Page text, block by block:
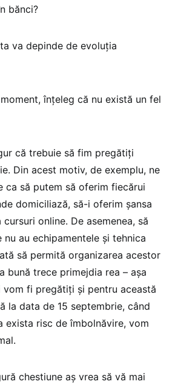
bănci?
va depinde de evoluţia
înțeleg că nu există un fel
că trebuie să fim pregătiți
Din acest motiv, de exemplu, ne
ca să putem să oferim fiecărui
domiciliază, să-i oferim şansa
online. De asemenea, să
au echipamentele și tehnica
să permită organizarea acestor
bună trece primejdia rea – așa
vom fi pregătiți şi pentru această
la data de 15 septembrie, când
exista risc de îmbolnăvire, vom
chestiune aș vrea să vă mai